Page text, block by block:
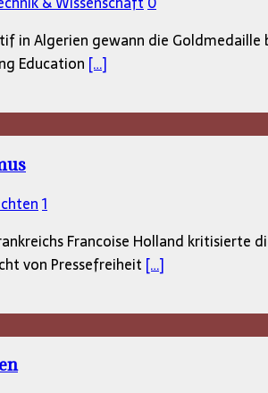
in Algerien gewann die
Education […]
1
Francoise Holland kritisierte
von Pressefreiheit […]